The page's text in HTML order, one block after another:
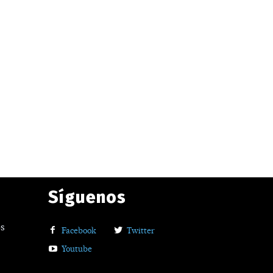
Síguenos
Facebook
Twitter
Youtube